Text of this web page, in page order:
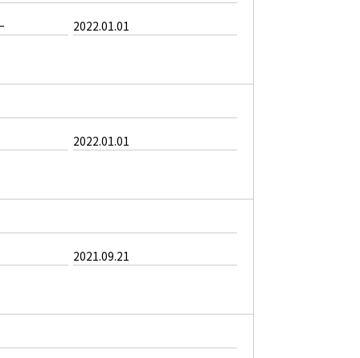
2022.01.01
2022.01.01
2021.09.21